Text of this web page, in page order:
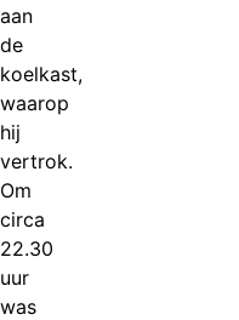
aan
de
koelkast,
waarop
hij
vertrok.
Om
circa
22.30
uur
was